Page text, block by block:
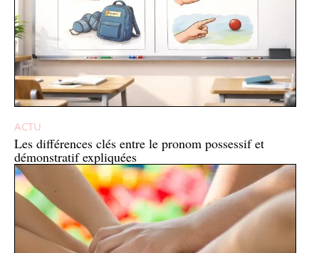
ACTU
Les différences clés entre le pronom possessif et
démonstratif expliquées